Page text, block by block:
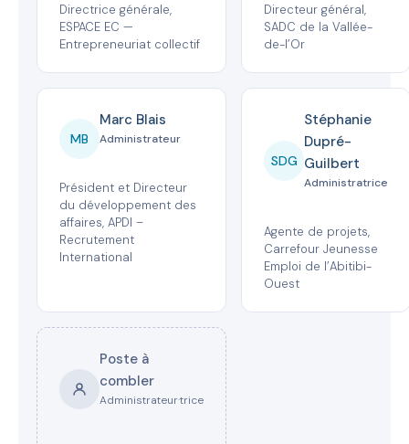
Directrice générale,
ESPACE EC —
Entrepreneuriat collectif
Directeur général,
SADC de la Vallée-
de-l’Or
MB
Marc Blais
Administrateur
Président et Directeur
du développement des
affaires, APDI –
Recrutement
International
SDG
Stéphanie
Dupré-
Guilbert
Administratrice
Agente de projets,
Carrefour Jeunesse
Emploi de l’Abitibi-
Ouest
Poste à
combler
Administrateur·trice